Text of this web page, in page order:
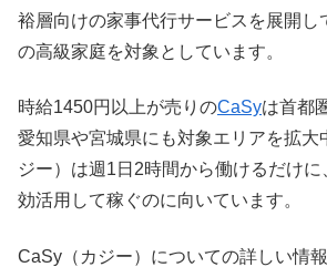
裕層向けの家事代行サービスを展開し
の高級家庭を対象としています。
時給1450円以上が売りのCaSyは首都
愛知県や宮城県にも対象エリアを拡大
ジー）は週1日2時間から働けるだけ
効活用して稼ぐのに向いています。
CaSy（カジー）についての詳しい情